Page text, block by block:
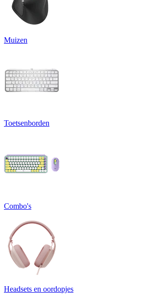
Muizen
Toetsenborden
Combo's
Headsets en oordopjes